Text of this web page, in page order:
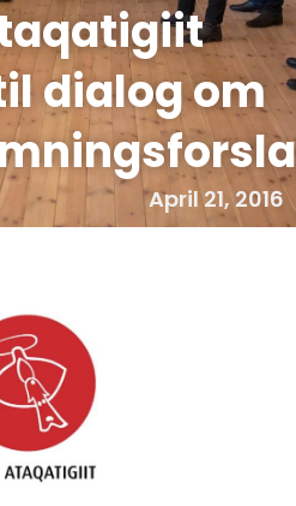
dialog om
April 21, 2016